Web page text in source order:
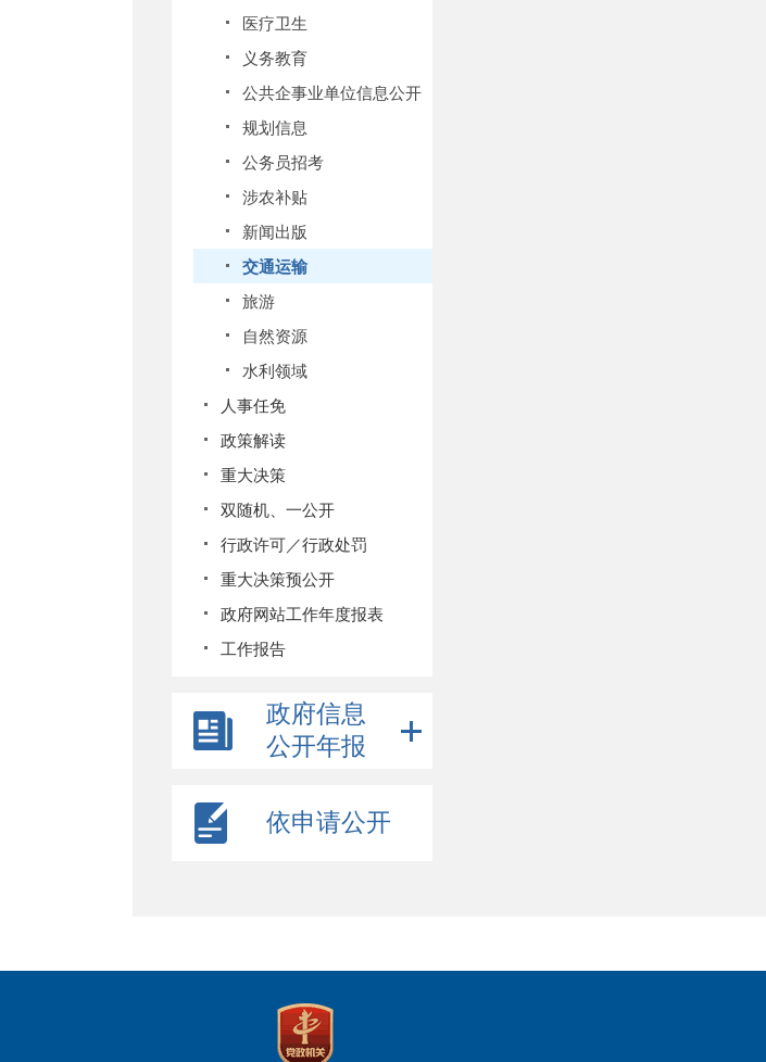
医疗卫生
义务教育
公共企事业单位信息公开
规划信息
公务员招考
涉农补贴
新闻出版
交通运输
旅游
自然资源
水利领域
人事任免
政策解读
重大决策
双随机、一公开
行政许可／行政处罚
重大决策预公开
政府网站工作年度报表
工作报告
政府信息
公开年报
依申请公开